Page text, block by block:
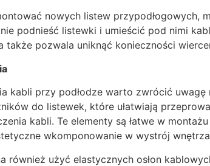
nowych listew przypodłogowych,
podnieść listewki i umieścić pod nimi
także pozwala uniknąć konieczności
kabli przy podłodze warto zwrócić
do listewek, które ułatwiają
kabli. Te elementy są łatwe w
wkomponowanie w wystrój
również użyć elastycznych osłon